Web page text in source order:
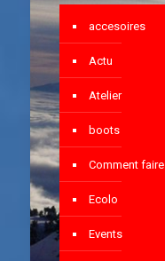
accesoires
Actu
Atelier
boots
Comment faire
Ecolo
Events